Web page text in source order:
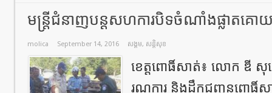
មន្រ្តីជំនាញបន្តសហការបិទចំណាំងផ្លាតគោយន្
molica September 14, 2016 សង្គម, សន្តិសុខ
ខេត្តពោធិ៍សាត់៖ លោក ឌី សុខ
រណការ និងដឹកជញ្ជូនពោធិ៍សា